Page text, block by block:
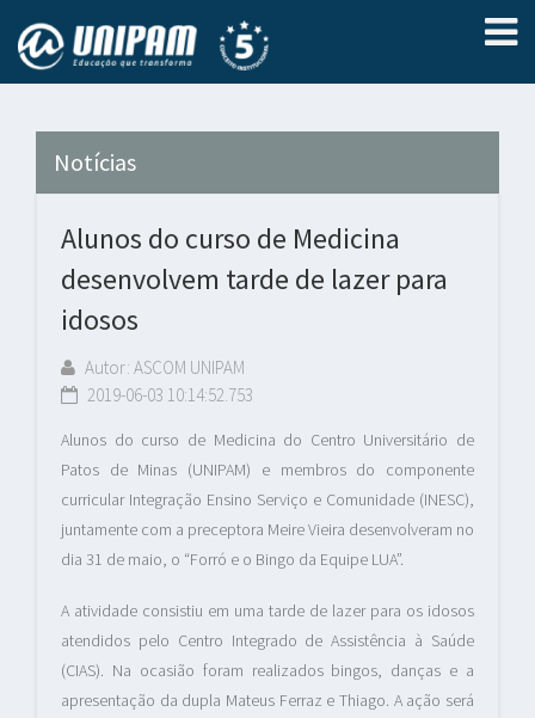
Notícias
Alunos do curso de Medicina
desenvolvem tarde de lazer para
idosos
Autor: ASCOM UNIPAM
2019-06-03 10:14:52.753
Alunos do curso de Medicina do Centro Universitário de
Patos de Minas (UNIPAM) e membros do componente
curricular Integração Ensino Serviço e Comunidade (INESC),
juntamente com a preceptora Meire Vieira desenvolveram no
dia 31 de maio, o “Forró e o Bingo da Equipe LUA”.
A atividade consistiu em uma tarde de lazer para os idosos
atendidos pelo Centro Integrado de Assistência à Saúde
(CIAS). Na ocasião foram realizados bingos, danças e a
apresentação da dupla Mateus Ferraz e Thiago. A ação será